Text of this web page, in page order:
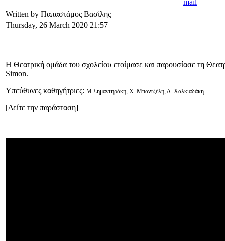
Written by Παπαστάμος Βασίλης
Thursday, 26 March 2020 21:57
Η Θεατρική ομάδα του σχολείου ετοίμασε και παρουσίασε τη
Simon.
Υπεύθυνες καθηγήτριες: Μ Σημαντηράκη, Χ. Μπαντζέλη, Δ. Χαλκιαδάκη.
[Δείτε την παράσταση]